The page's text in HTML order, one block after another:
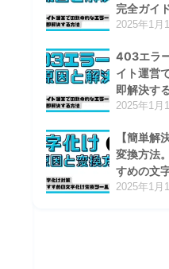
完全ガイ
2025年1月
403エラ
イト運営
即解決す
2025年1月
【簡単解
変換方法
すめの文
2025年1月